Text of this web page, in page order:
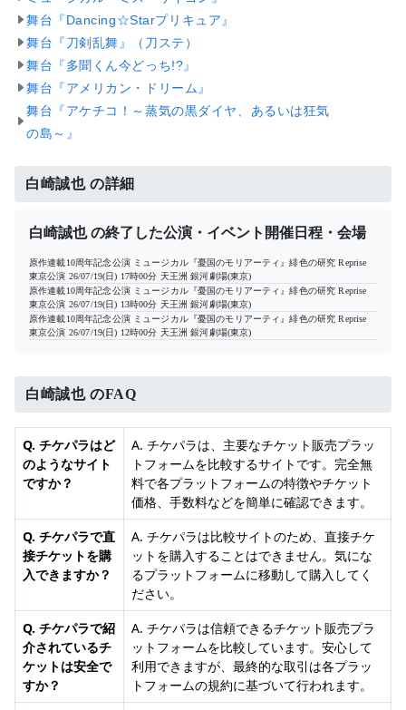
舞台『Dancing☆Starプリキュア』
舞台『刀剣乱舞』（刀ステ）
舞台『多聞くん今どっち!?』
舞台『アメリカン・ドリーム』
舞台『アケチコ！～蒸気の黒ダイヤ、あるいは狂気
の島～』
白崎誠也 の詳細
白崎誠也 の終了した公演・イベント開催日程・会場
原作連載10周年記念公演 ミュージカル『憂国のモリアーティ』緋色の研究 Reprise
東京公演 26/07/19(日) 17時00分 天王洲 銀河劇場(東京)
原作連載10周年記念公演 ミュージカル『憂国のモリアーティ』緋色の研究 Reprise
東京公演 26/07/19(日) 13時00分 天王洲 銀河劇場(東京)
原作連載10周年記念公演 ミュージカル『憂国のモリアーティ』緋色の研究 Reprise
東京公演 26/07/19(日) 12時00分 天王洲 銀河劇場(東京)
白崎誠也 のFAQ
Q. チケパラはど
のようなサイト
ですか？
A. チケパラは、主要なチケット販売プラッ
トフォームを比較するサイトです。完全無
料で各プラットフォームの特徴やチケット
価格、手数料などを簡単に確認できます。
Q. チケパラで直
接チケットを購
入できますか？
A. チケパラは比較サイトのため、直接チケ
ットを購入することはできません。気にな
るプラットフォームに移動して購入してく
ださい。
Q. チケパラで紹
介されているチ
ケットは安全で
すか？
A. チケパラは信頼できるチケット販売プラ
ットフォームを比較しています。安心して
利用できますが、最終的な取引は各プラッ
トフォームの規約に基づいて行われます。